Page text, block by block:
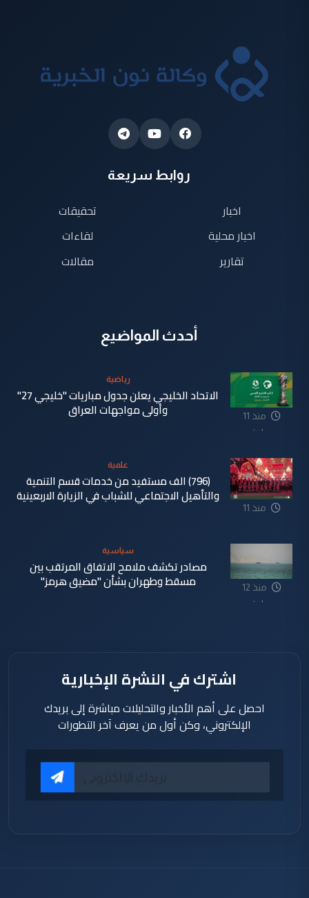
روابط سريعة
اخبار
اخبار محلية
تقارير
تحقيقات
لقاءات
مقالات
أحدث المواضيع
منذ 11
ساعة
رياضية
الاتحاد الخليجي يعلن جدول مباريات "خليجي 27"
وأولى مواجهات العراق
منذ 11
علمية
(796) الف مستفيد من خدمات قسم التنمية
والتأهيل الاجتماعي للشباب في الزيارة الاربعينية
منذ 12
ساعة
سياسية
مصادر تكشف ملامح الاتفاق المرتقب بين
مسقط وطهران بشأن "مضيق هرمز"
اشترك في النشرة الإخبارية
احصل على أهم الأخبار والتحليلات مباشرة إلى بريدك
الإلكتروني، وكن أول من يعرف آخر التطورات